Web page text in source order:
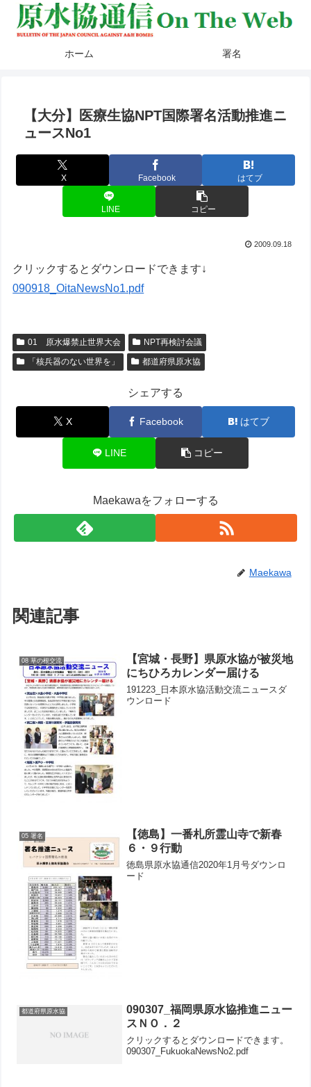
ホーム 署名
【大分】医療生協NPT国際署名活動推進ニ
ュースNo1
X Facebook はてブ
LINE コピー
2009.09.18
クリックするとダウンロードできます↓
090918_OitaNewsNo1.pdf
01 原水爆禁止世界大会
NPT再検討会議
「核兵器のない世界を」
都道府県原水協
シェアする
X Facebook はてブ
LINE コピー
Maekawaをフォローする
Maekawa
関連記事
08 草の根交流
【宮城・長野】県原水協が被災地
にちひろカレンダー届ける
191223_日本原水協活動交流ニュースダ
ウンロード
05 署名
【徳島】一番札所霊山寺で新春
６・９行動
徳島県原水協通信2020年1月号ダウンロ
ード
都道府県原水協
090307_福岡県原水協推進ニュー
スＮＯ．２
クリックするとダウンロードできます。
090307_FukuokaNewsNo2.pdf